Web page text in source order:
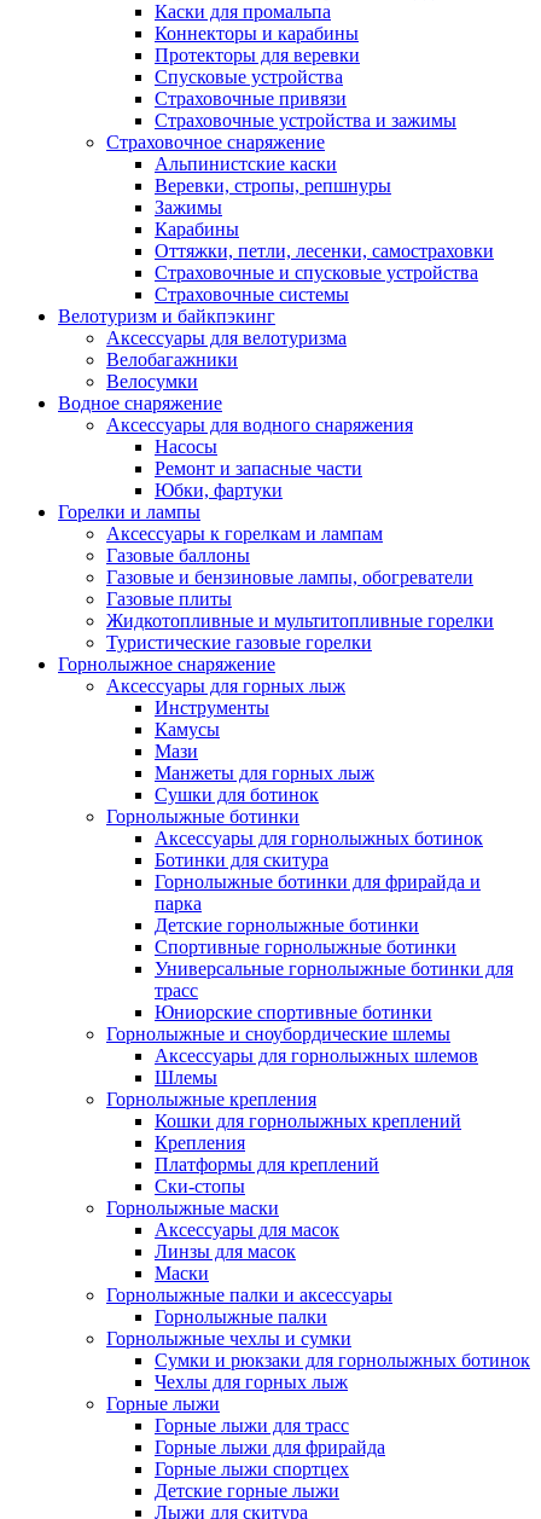
Каски для промальпа
Коннекторы и карабины
Протекторы для веревки
Спусковые устройства
Страховочные привязи
Страховочные устройства и зажимы
Страховочное снаряжение
Альпинистские каски
Веревки, стропы, репшнуры
Зажимы
Карабины
Оттяжки, петли, лесенки, самостраховки
Страховочные и спусковые устройства
Страховочные системы
Велотуризм и байкпэкинг
Аксессуары для велотуризма
Велобагажники
Велосумки
Водное снаряжение
Аксессуары для водного снаряжения
Насосы
Ремонт и запасные части
Юбки, фартуки
Горелки и лампы
Аксессуары к горелкам и лампам
Газовые баллоны
Газовые и бензиновые лампы, обогреватели
Газовые плиты
Жидкотопливные и мультитопливные горелки
Туристические газовые горелки
Горнолыжное снаряжение
Аксессуары для горных лыж
Инструменты
Камусы
Мази
Манжеты для горных лыж
Сушки для ботинок
Горнолыжные ботинки
Аксессуары для горнолыжных ботинок
Ботинки для скитура
Горнолыжные ботинки для фрирайда и
парка
Детские горнолыжные ботинки
Спортивные горнолыжные ботинки
Универсальные горнолыжные ботинки для
трасс
Юниорские спортивные ботинки
Горнолыжные и сноубордические шлемы
Аксессуары для горнолыжных шлемов
Шлемы
Горнолыжные крепления
Кошки для горнолыжных креплений
Крепления
Платформы для креплений
Ски-стопы
Горнолыжные маски
Аксессуары для масок
Линзы для масок
Маски
Горнолыжные палки и аксессуары
Горнолыжные палки
Горнолыжные чехлы и сумки
Сумки и рюкзаки для горнолыжных ботинок
Чехлы для горных лыж
Горные лыжи
Горные лыжи для трасс
Горные лыжи для фрирайда
Горные лыжи спортцех
Детские горные лыжи
Лыжи для скитура